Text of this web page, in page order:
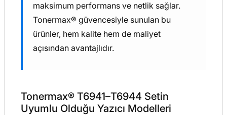
maksimum performans ve netlik sağlar.
Tonermax® güvencesiyle sunulan bu
ürünler, hem kalite hem de maliyet
açısından avantajlıdır.
Tonermax® T6941–T6944 Setin
Uyumlu Olduğu Yazıcı Modelleri